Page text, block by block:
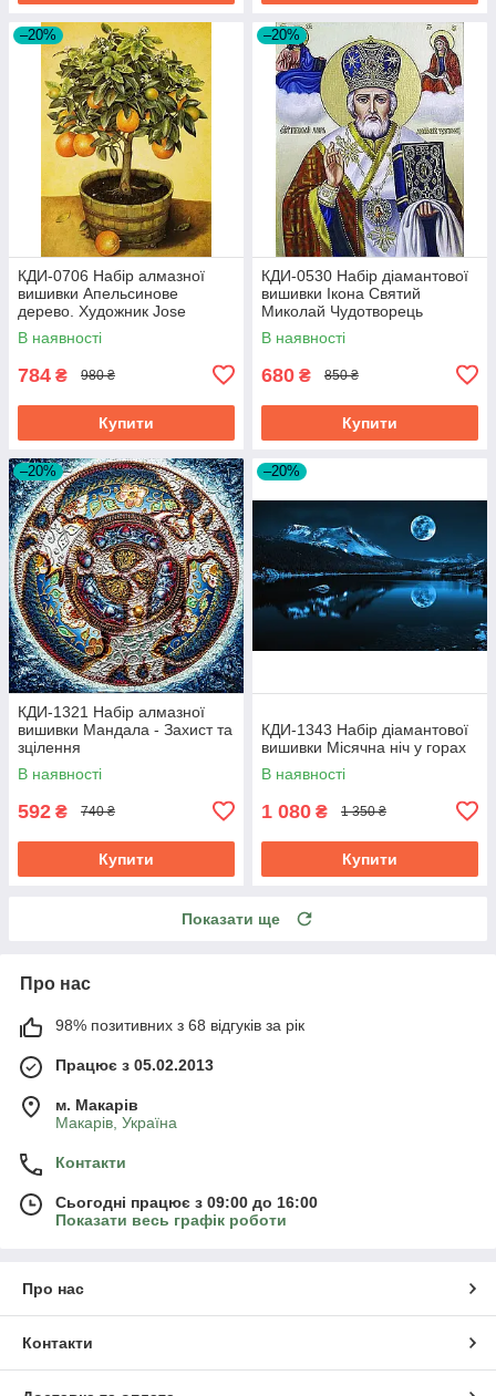
–20%
КДИ-0706 Набір алмазної
вишивки Апельсинове
дерево. Художник Jоse
Escofet
В наявності
784 ₴ 980 ₴
Купити
–20%
КДИ-0530 Набір діамантової
вишивки Ікона Святий
Миколай Чудотворець
В наявності
680 ₴ 850 ₴
Купити
–20%
КДИ-1321 Набір алмазної
вишивки Мандала - Захист та
зцілення
В наявності
592 ₴ 740 ₴
Купити
–20%
КДИ-1343 Набір діамантової
вишивки Місячна ніч у горах
В наявності
1 080 ₴ 1 350 ₴
Купити
Показати ще
Про нас
98% позитивних з 68 відгуків за рік
Працює з 05.02.2013
м. Mакарів
Mакарів, Україна
Контакти
Сьогодні працює з 09:00 до 16:00
Показати весь графік роботи
Про нас
Контакти